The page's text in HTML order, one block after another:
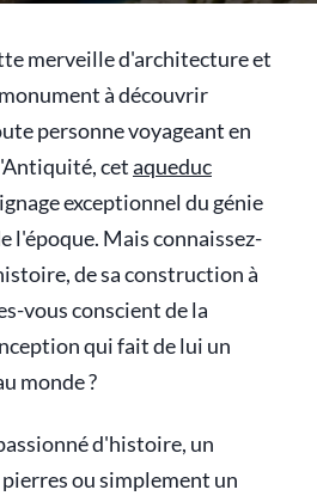
merveille d'architecture et
à découvrir
personne voyageant en
cetaqueduc
exceptionnel du génie
l'époque. Mais connaissez-
de sa construction à
vous conscient de la
qui fait de lui un
monde ?
d'histoire, un
ou simplement un